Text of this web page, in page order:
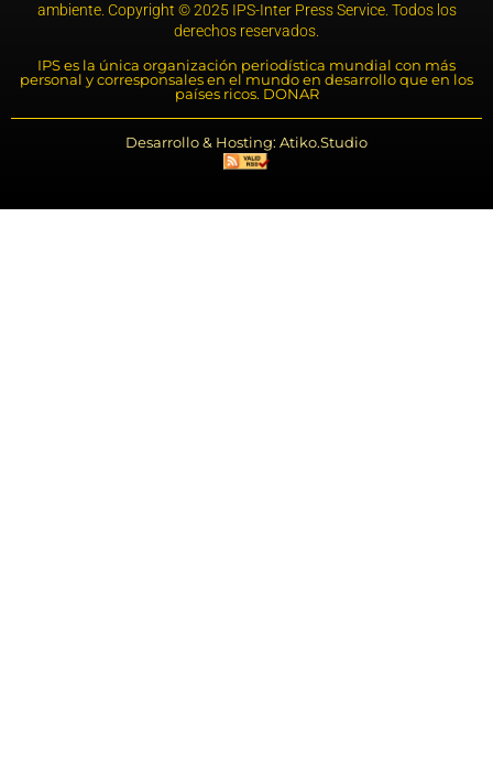
ambiente. Copyright © 2025 IPS-Inter Press Service. Todos los
derechos reservados.
IPS es la única organización periodística mundial con más
personal y corresponsales en el mundo en desarrollo que en los
países ricos. DONAR
Desarrollo & Hosting: Atiko.Studio